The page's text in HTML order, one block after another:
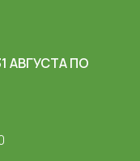
АВГУСТА ПО